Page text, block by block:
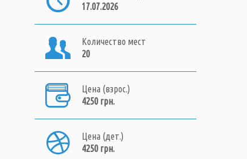
17.07.2026
Количество мест
20
Цена (взрос.)
4250 грн.
Цена (дет.)
4250 грн.